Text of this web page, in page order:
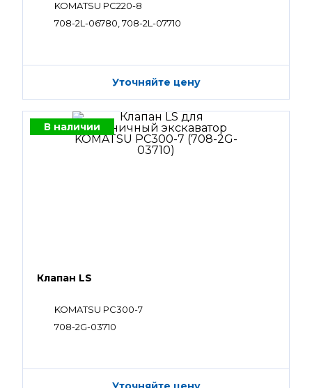
KOMATSU PC220-8
708-2L-06780, 708-2L-07710
Уточняйте цену
В наличии
Клапан LS
KOMATSU PC300-7
708-2G-03710